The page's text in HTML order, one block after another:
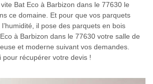
Bat Eco à Barbizon dans le 77630 le
ce domaine. Et pour que vos parquets
l’humidité, il pose des parquets en bois
à Barbizon dans le 77630 votre salle de
et moderne suivant vos demandes.
pour récupérer votre devis !